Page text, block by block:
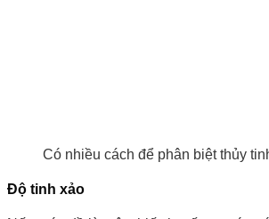
Có nhiều cách để phân biệt thủy
Độ tinh xảo